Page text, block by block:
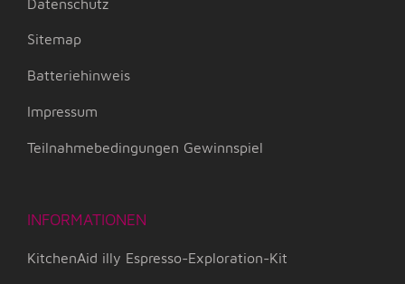
Sitemap
Batteriehinweis
Impressum
Teilnahmebedingungen Gewinnspiel
INFORMATIONEN
KitchenAid illy Espresso-Exploration-Kit